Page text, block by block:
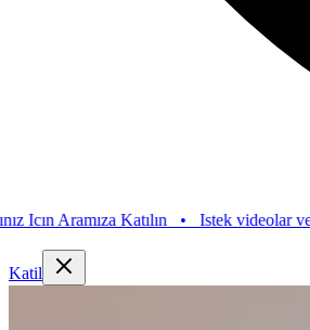
Katılın•Istek videolar ve adres
Katil